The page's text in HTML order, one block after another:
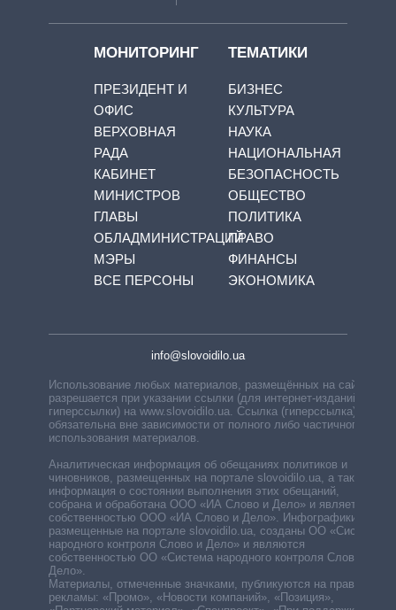
МОНИТОРИНГ
ПРЕЗИДЕНТ И
ОФИС
ВЕРХОВНАЯ
РАДА
КАБИНЕТ
МИНИСТРОВ
ГЛАВЫ
ОБЛАДМИНИСТРАЦИЙ
МЭРЫ
ВСЕ ПЕРСОНЫ
ТЕМАТИКИ
БИЗНЕС
КУЛЬТУРА
НАУКА
НАЦИОНАЛЬНАЯ
БЕЗОПАСНОСТЬ
ОБЩЕСТВО
ПОЛИТИКА
ПРАВО
ФИНАНСЫ
ЭКОНОМИКА
info@slovoidilo.ua
Использование любых материалов, размещённых на сайте,
разрешается при указании ссылки (для интернет-изданий —
гиперссылки) на www.slovoidilo.ua. Ссылка (гиперссылка)
обязательна вне зависимости от полного либо частичного
использования материалов.
Аналитическая информация об обещаниях политиков и
чиновников, размещенных на портале slovoidilo.ua, а также
информация о состоянии выполнения этих обещаний,
собрана и обработана ООО «ИА Слово и Дело» и является
собственностью ООО «ИА Слово и Дело». Инфографики,
размещенные на портале slovoidilo.ua, созданы ОО «Система
народного контроля Слово и Дело» и являются
собственностью ОО «Система народного контроля Слово и
Дело».
Материалы, отмеченные значками, публикуются на правах
рекламы: «Промо», «Новости компаний», «Позиция»,